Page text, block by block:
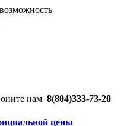
нам 8(804)333-73-20
цены